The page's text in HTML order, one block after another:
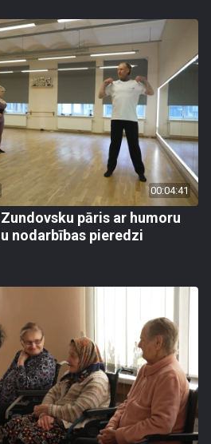
00:04:41
pāris ar humoru
nodarbības pieredzi